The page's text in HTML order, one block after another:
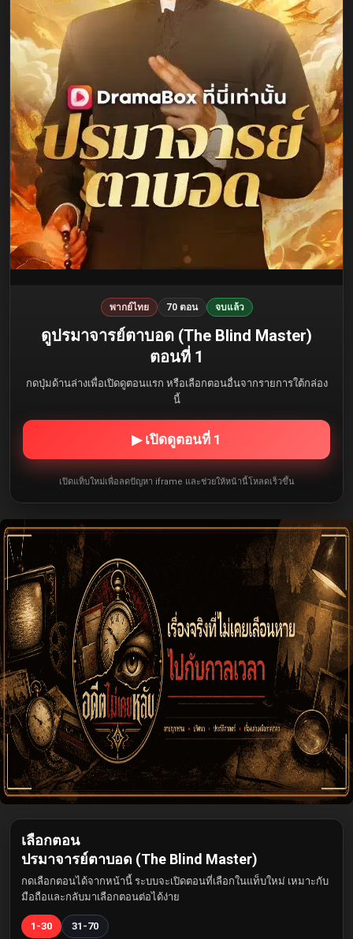
พากย์ไทย 70 ตอน จบแล้ว
ดูปรมาจารย์ตาบอด (The Blind Master)
ตอนที่ 1
กดปุ่มด้านล่างเพื่อเปิดดูตอนแรก หรือเลือกตอนอื่นจากรายการใต้กล่อง
นี้
▶ เปิดดูตอนที่ 1
เปิดแท็บใหม่เพื่อลดปัญหา iframe และช่วยให้หน้านี้โหลดเร็วขึ้น
เลือกตอน
ปรมาจารย์ตาบอด (The Blind Master)
กดเลือกตอนได้จากหน้านี้ ระบบจะเปิดตอนที่เลือกในแท็บใหม่ เหมาะกับ
มือถือและกลับมาเลือกตอนต่อได้ง่าย
1-30 31-70